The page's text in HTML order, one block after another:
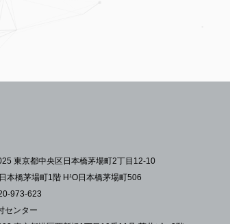
東京都中央区日本橋茅場町2丁目12-10
本橋茅場町1階 H¹O日本橋茅場町506
973-623
センター